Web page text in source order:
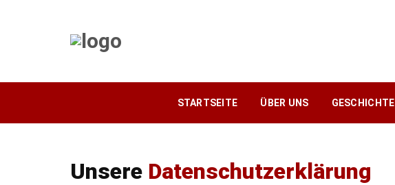
STARTSEITE ÜBER UNS GESCHICHTE
Unsere Datenschutzerklärung